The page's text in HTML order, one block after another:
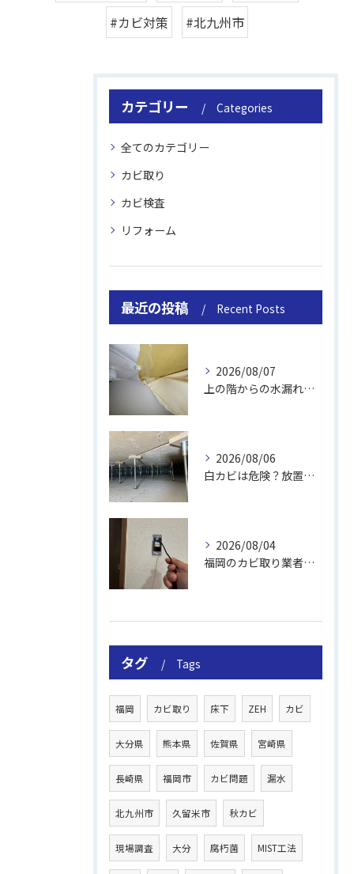
#カビ対策
#北九州市
カテゴリー Categories
全てのカテゴリー
カビ取り
カビ検査
リフォーム
最近の投稿 Recent Posts
2026/08/07
上の階からの水漏れでカビ｜対処法と業者
2026/08/06
白カビは危険？放置のリスクと取り方
2026/08/04
福岡のカビ取り業者おすすめの選び方と費用
タグ Tags
福岡 カビ取り 床下 ZEH カビ
大分県 熊本県 佐賀県 宮崎県
長崎県 福岡市 カビ問題 漏水
北九州市 久留米市 秋カビ
現場調査 大分 腐朽菌 MIST工法